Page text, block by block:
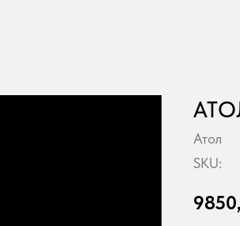
Атол
SKU: